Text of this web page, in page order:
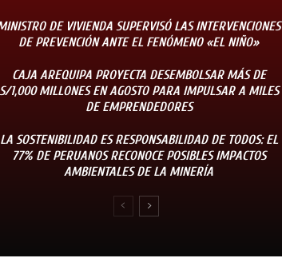
DE VIVIENDA SUPERVISÓ LAS INTERVENCIONES
DE PREVENCIÓN ANTE EL FENÓMENO «EL NIÑO»
CAJA AREQUIPA PROYECTA DESEMBOLSAR MÁS DE
S/1,000 MILLONES EN AGOSTO PARA IMPULSAR A MILES
DE EMPRENDEDORES
LA SOSTENIBILIDAD ES RESPONSABILIDAD DE TODOS: EL
77% DE PERUANOS RECONOCE POSIBLES IMPACTOS
AMBIENTALES DE LA MINERÍA